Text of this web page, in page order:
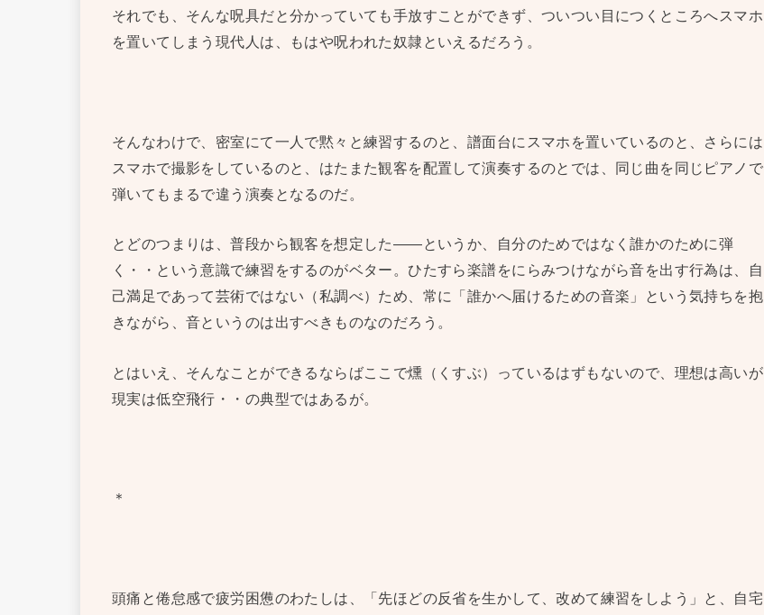
それでも、そんな呪具だと分かっていても手放すことができず、ついつい目につくところへスマホ
を置いてしまう現代人は、もはや呪われた奴隷といえるだろう。
そんなわけで、密室にて一人で黙々と練習するのと、譜面台にスマホを置いているのと、さらには
スマホで撮影をしているのと、はたまた観客を配置して演奏するのとでは、同じ曲を同じピアノで
弾いてもまるで違う演奏となるのだ。
とどのつまりは、普段から観客を想定した——というか、自分のためではなく誰かのために弾
く・・という意識で練習をするのがベター。ひたすら楽譜をにらみつけながら音を出す行為は、自
己満足であって芸術ではない（私調べ）ため、常に「誰かへ届けるための音楽」という気持ちを抱
きながら、音というのは出すべきものなのだろう。
とはいえ、そんなことができるならばここで燻（くすぶ）っているはずもないので、理想は高いが
現実は低空飛行・・の典型ではあるが。
＊
頭痛と倦怠感で疲労困憊のわたしは、「先ほどの反省を生かして、改めて練習をしよう」と、自宅